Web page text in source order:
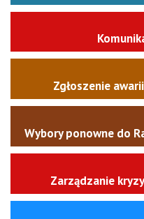
Zgłoszenie
Wybory ponowne do
Zarządzanie